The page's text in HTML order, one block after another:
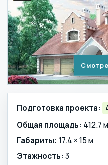
Подготовка проекта:
Общая площадь: 412.7 м
Габариты: 17.4 × 15 м
Этажность: 3